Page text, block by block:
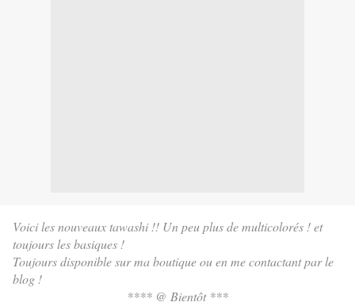
Voici les nouveaux tawashi !! Un peu plus de multicolorés ! et
toujours les basiques !
Toujours disponible sur ma boutique ou en me contactant par le
blog !
**** @ Bientôt ***